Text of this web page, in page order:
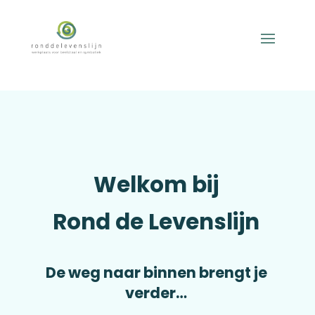
Welkom bij
Rond de Levenslijn
De weg naar binnen brengt je
verder…